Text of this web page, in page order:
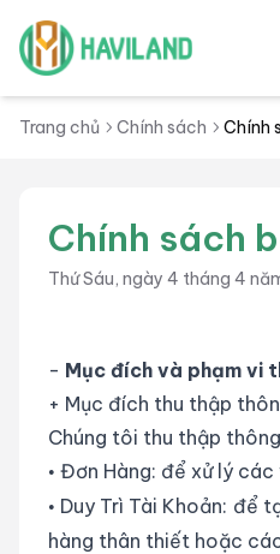
Haviland
Trang chủ Chính sách Chính
Chính sách
Thứ Sáu, ngày 4 tháng 4
- Mục đích và phạm vi
+ Mục đích thu thập
Chúng tôi thu thập
• Đơn Hàng: để xử lý
• Duy Trì Tài Khoản: để
hàng thân thiết hoặc